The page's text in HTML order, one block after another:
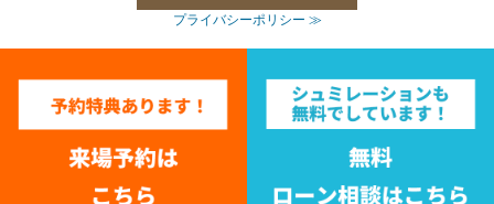
プライバシーポリシー ≫